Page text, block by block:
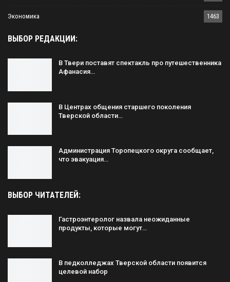
Экономика 1463
ВЫБОР РЕДАКЦИИ:
В Твери поставят спектакль про путешественника
Афанасия…
В Центрах общения старшего поколения
Тверской области…
Администрация Торопецкого округа сообщает,
что эвакуация…
ВЫБОР ЧИТАТЕЛЕЙ:
Гастроэнтеролог назвала неожиданные
продукты, которые могут…
В педколледжах Тверской области появится
целевой набор